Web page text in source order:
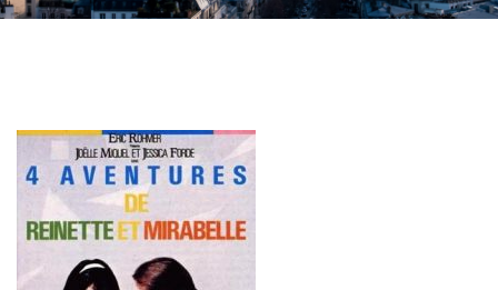
Misdaad
Musical
Oorlogsfilm
Romantische komedie